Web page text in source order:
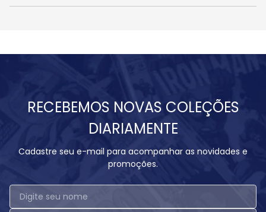
RECEBEMOS NOVAS COLEÇÕES
DIARIAMENTE
Cadastre seu e-mail para acompanhar as novidades e
promoções.